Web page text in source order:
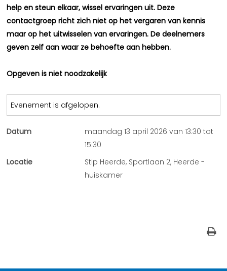
help en steun elkaar, wissel ervaringen uit. Deze
contactgroep richt zich niet op het vergaren van kennis
maar op het uitwisselen van ervaringen. De deelnemers
geven zelf aan waar ze behoefte aan hebben.
Opgeven is niet noodzakelijk
Evenement is afgelopen.
Datum
maandag 13 april 2026 van 13:30 tot
15:30
Locatie
Stip Heerde, Sportlaan 2, Heerde -
huiskamer